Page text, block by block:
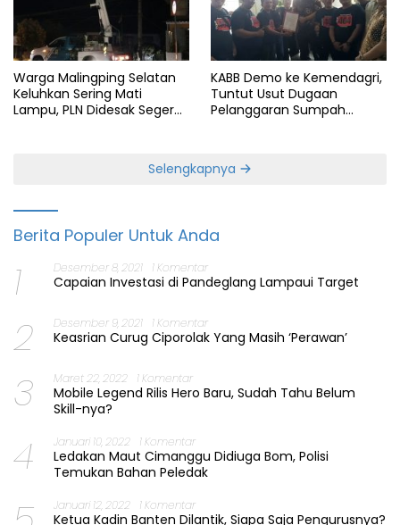
Warga Malingping Selatan
Keluhkan Sering Mati
Lampu, PLN Didesak Segera
KABB Demo ke Kemendagri,
Tuntut Usut Dugaan
Pelanggaran Sumpah
Selengkapnya
Berita Populer Untuk Anda
1 Desember 8, 2021 1 Komentar
Capaian Investasi di Pandeglang Lampaui Target
2 Desember 9, 2021 1 Komentar
Keasrian Curug Ciporolak Yang Masih ‘Perawan’
3 Maret 22, 2022 1 Komentar
Mobile Legend Rilis Hero Baru, Sudah Tahu Belum
Skill-nya?
4 Januari 10, 2022 1 Komentar
Ledakan Maut Cimanggu Didiuga Bom, Polisi
Temukan Bahan Peledak
Januari 12, 2022 1 Komentar
Ketua Kadin Banten Dilantik, Siapa Saja Pengurusnya?